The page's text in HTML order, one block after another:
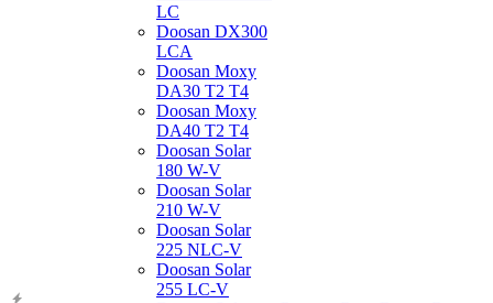
LC
Doosan DX300
LCA
Doosan Moxy
DA30 T2 T4
Doosan Moxy
DA40 T2 T4
Doosan Solar
180 W-V
Doosan Solar
210 W-V
Doosan Solar
225 NLC-V
Doosan Solar
255 LC-V